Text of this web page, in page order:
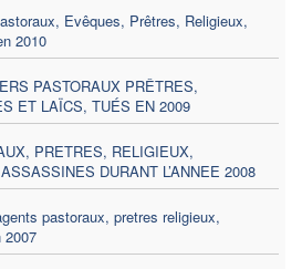
Evêques, Prêtres, Religieux,
2010
PASTORAUX PRÊTRES,
ET LAÏCS, TUÉS EN 2009
PRETRES, RELIGIEUX,
DURANT L’ANNEE 2008
pastoraux, pretres religieux,
2007